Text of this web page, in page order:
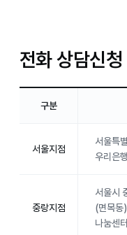
전화 상담신청
구분
서울지점
서울특
우리은
중랑지점
서울시
(면목동
나눔센